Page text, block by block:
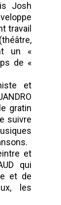
Josh
travail
un «
de «
et
gratin
suivre
et
qui
et de
les